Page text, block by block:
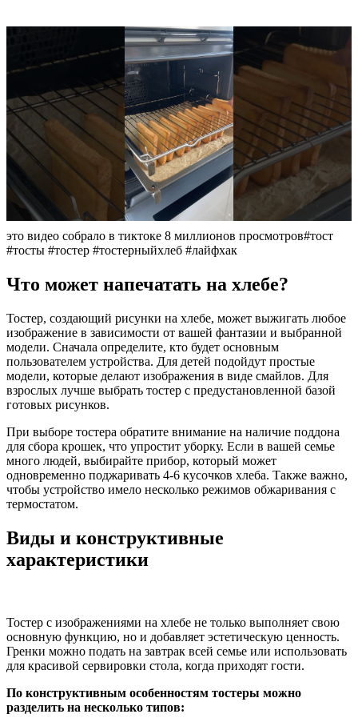
это видео собрало в тиктоке 8 миллионов просмотров#тост
#тосты #тостер #тостерныйхлеб #лайфхак
Что может напечатать на хлебе?
Тостер, создающий рисунки на хлебе, может выжигать любое
изображение в зависимости от вашей фантазии и выбранной
модели. Сначала определите, кто будет основным
пользователем устройства. Для детей подойдут простые
модели, которые делают изображения в виде смайлов. Для
взрослых лучше выбрать тостер с предустановленной базой
готовых рисунков.
При выборе тостера обратите внимание на наличие поддона
для сбора крошек, что упростит уборку. Если в вашей семье
много людей, выбирайте прибор, который может
одновременно поджаривать 4-6 кусочков хлеба. Также важно,
чтобы устройство имело несколько режимов обжаривания с
термостатом.
Виды и конструктивные
характеристики
Тостер с изображениями на хлебе не только выполняет свою
основную функцию, но и добавляет эстетическую ценность.
Гренки можно подать на завтрак всей семье или использовать
для красивой сервировки стола, когда приходят гости.
По конструктивным особенностям тостеры можно
разделить на несколько типов: